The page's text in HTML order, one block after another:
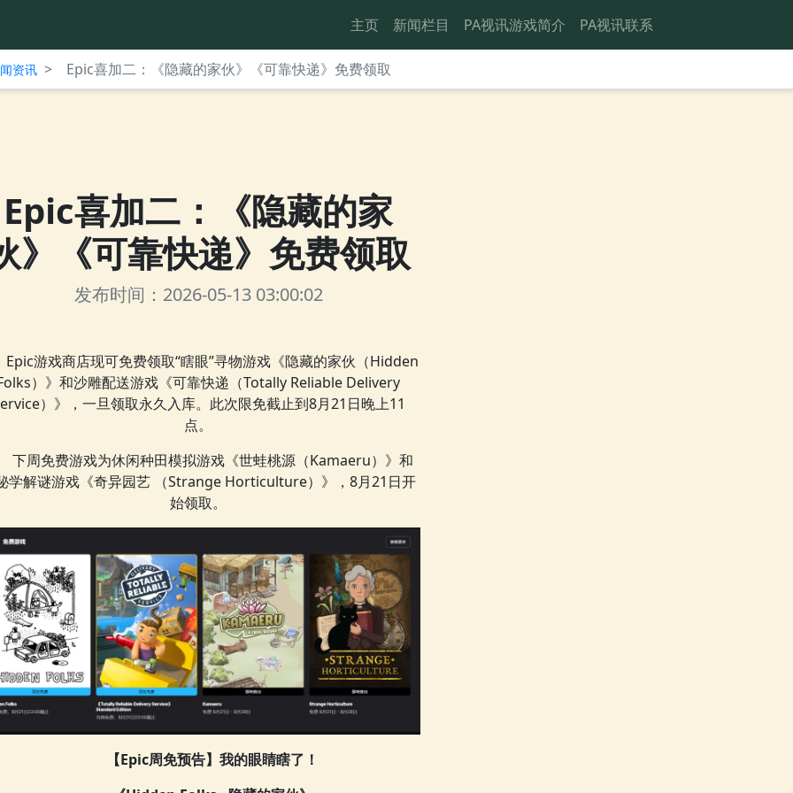
主页 新闻栏目 PA视讯游戏简介 PA视讯联系
资讯 > Epic喜加二：《隐藏的家伙》《可靠快递》免费领取
Epic喜加二：《隐藏的家
》《可靠快递》免费领取
发布时间：2026-05-13 03:00:02
Epic游戏商店现可免费领取“瞎眼”寻物游戏《隐藏的家伙（Hidden
）》和沙雕配送游戏《可靠快递（Totally Reliable Delivery
）》，一旦领取永久入库。此次限免截止到8月21日晚上11
点。
下周免费游戏为休闲种田模拟游戏《世蛙桃源（Kamaeru）》和
学解谜游戏《奇异园艺 （Strange Horticulture）》，8月21日开
始领取。
【Epic周免预告】我的眼睛瞎了！